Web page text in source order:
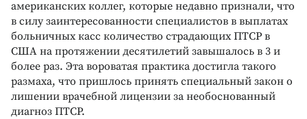
американских коллег, которые недавно признали, что
в силу заинтересованности специалистов в выплатах
больничных касс количество страдающих ПТСР в
США на протяжении десятилетий завышалось в 3 и
более раз. Эта вороватая практика достигла такого
размаха, что пришлось принять специальный закон о
лишении врачебной лицензии за необоснованный
диагноз ПТСР.